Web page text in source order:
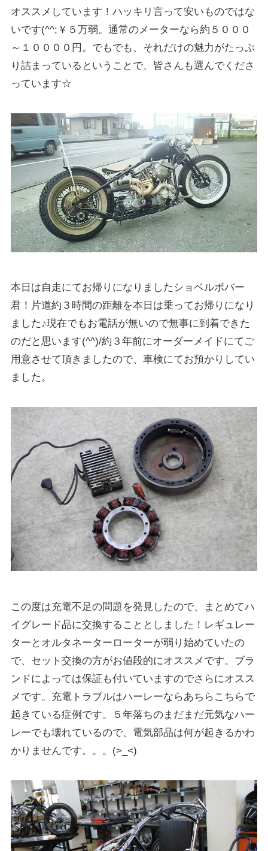
オススメしています！ハッキリ言って安いものではな
いです(^^;￥５万弱。通常のメーターなら約５０００
～１００００円。でもでも、それだけの魅力がたっぷ
り詰まっているということで、皆さんも選んでくださ
っています☆
本日は自走にてお帰りになりましたショベルボバー
君！片道約３時間の距離を本日は乗ってお帰りになり
ました♪現在でもお電話が無いので無事に到着できた
のだと思います(^^)/約３年前にオーダーメイドにてご
用意させて頂きましたので、車検にてお預かりしてい
ました。
この度は充電不足の問題を発見したので、まとめてハ
イグレード品に交換することとしました！レギュレー
ターとオルタネーターローターが弱り始めていたの
で、セット交換の方がお値段的にオススメです。ブラ
ンドによっては保証も付いていますのでさらにオスス
メです。充電トラブルはハーレーならあちらこちらで
起きている症例です。５年落ちのまだまだ元気なハー
レーでも壊れているので、電気部品は何が起きるかわ
かりませんです。。。(>_<)